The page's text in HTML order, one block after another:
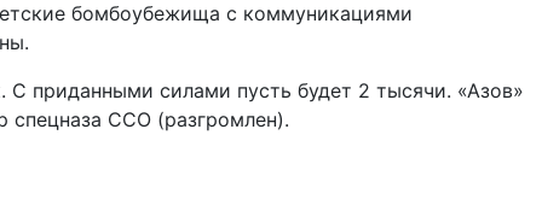
бомбоубежища с коммуникациями
С приданными силами пусть будет 2 тысячи. «Азов»
спецназа ССО (разгромлен).